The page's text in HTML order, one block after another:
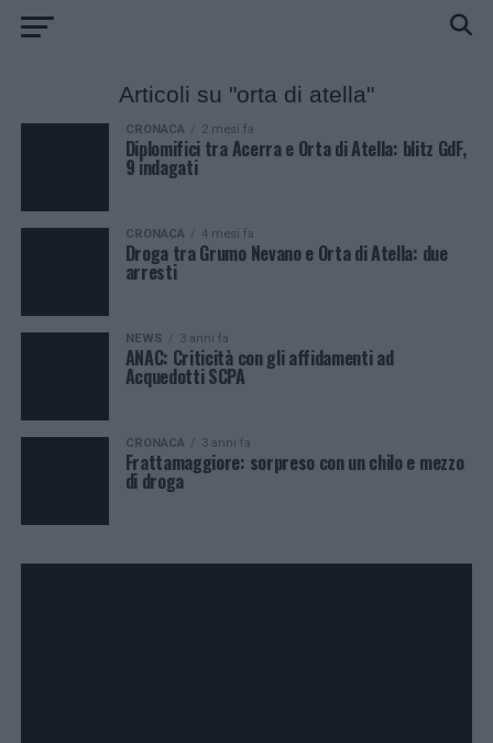
Articoli su "orta di atella"
CRONACA 2 mesi fa
Diplomifici tra Acerra e Orta di Atella: blitz GdF,
9 indagati
CRONACA 4 mesi fa
Droga tra Grumo Nevano e Orta di Atella: due
arresti
NEWS 3 anni fa
ANAC: Criticità con gli affidamenti ad
Acquedotti SCPA
CRONACA 3 anni fa
Frattamaggiore: sorpreso con un chilo e mezzo
di droga